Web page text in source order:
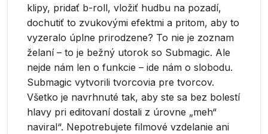
klipy, pridať b-roll, vložiť hudbu na pozadí,
dochutiť to zvukovými efektmi a pritom, aby to
vyzeralo úplne prirodzene? To nie je zoznam
želaní – to je bežný utorok so Submagic. Ale
nejde nám len o funkcie – ide nám o slobodu.
Submagic vytvorili tvorcovia pre tvorcov.
Všetko je navrhnuté tak, aby ste sa bez bolestí
hlavy pri editovaní dostali z úrovne „meh“
naviral“. Nepotrebujete filmové vzdelanie ani